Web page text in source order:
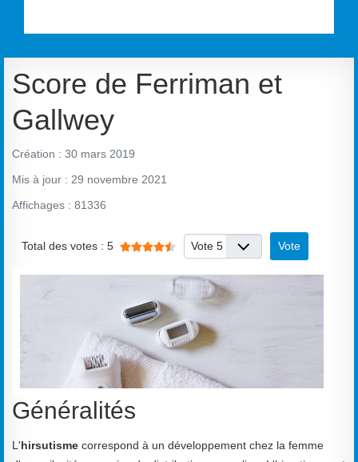
Score de Ferriman et
Gallwey
Création : 30 mars 2019
Mis à jour : 29 novembre 2021
Affichages : 81336
Total des votes : 5 Veuillez voter
Généralités
L'hirsutisme correspond à un développement chez la femme